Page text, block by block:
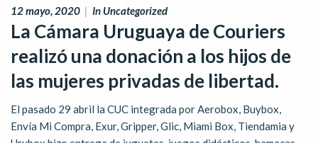
12 mayo, 2020 | In Uncategorized
La Cámara Uruguaya de Couriers
realizó una donación a los hijos de
las mujeres privadas de libertad.
El pasado 29 abril la CUC integrada por Aerobox, Buybox,
Envía Mi Compra, Exur, Gripper, Glic, Miami Box, Tiendamia y